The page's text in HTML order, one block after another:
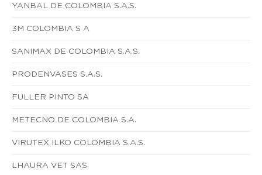
YANBAL DE COLOMBIA S.A.S.
3M COLOMBIA S A
SANIMAX DE COLOMBIA S.A.S.
PRODENVASES S.A.S.
FULLER PINTO SA
METECNO DE COLOMBIA S.A.
VIRUTEX ILKO COLOMBIA S.A.S.
LHAURA VET SAS